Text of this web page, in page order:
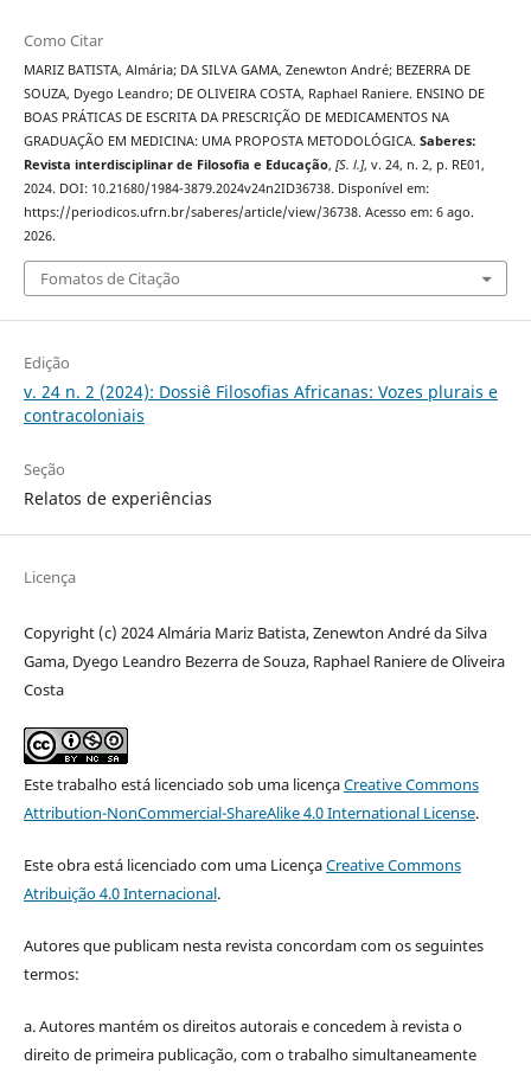
Como Citar
MARIZ BATISTA, Almária; DA SILVA GAMA, Zenewton André; BEZERRA DE
SOUZA, Dyego Leandro; DE OLIVEIRA COSTA, Raphael Raniere. ENSINO DE
BOAS PRÁTICAS DE ESCRITA DA PRESCRIÇÃO DE MEDICAMENTOS NA
GRADUAÇÃO EM MEDICINA: UMA PROPOSTA METODOLÓGICA. Saberes:
Revista interdisciplinar de Filosofia e Educação, [S. l.], v. 24, n. 2, p. RE01,
2024. DOI: 10.21680/1984-3879.2024v24n2ID36738. Disponível em:
https://periodicos.ufrn.br/saberes/article/view/36738. Acesso em: 6 ago.
2026.
Fomatos de Citação
Edição
v. 24 n. 2 (2024): Dossiê Filosofias Africanas: Vozes plurais e
contracoloniais
Seção
Relatos de experiências
Licença
Copyright (c) 2024 Almária Mariz Batista, Zenewton André da Silva
Gama, Dyego Leandro Bezerra de Souza, Raphael Raniere de Oliveira
Costa
Este trabalho está licenciado sob uma licençaCreative Commons
Attribution-NonCommercial-ShareAlike 4.0 International License.
Este obra está licenciado com uma LicençaCreative Commons
Atribuição 4.0 Internacional.
Autores que publicam nesta revista concordam com os seguintes
termos:
a. Autores mantém os direitos autorais e concedem à revista o
direito de primeira publicação, com o trabalho simultaneamente